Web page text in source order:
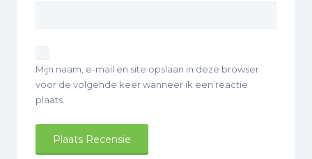
Mijn naam, e-mail en site opslaan in deze browser
voor de volgende keer wanneer ik een reactie
plaats.